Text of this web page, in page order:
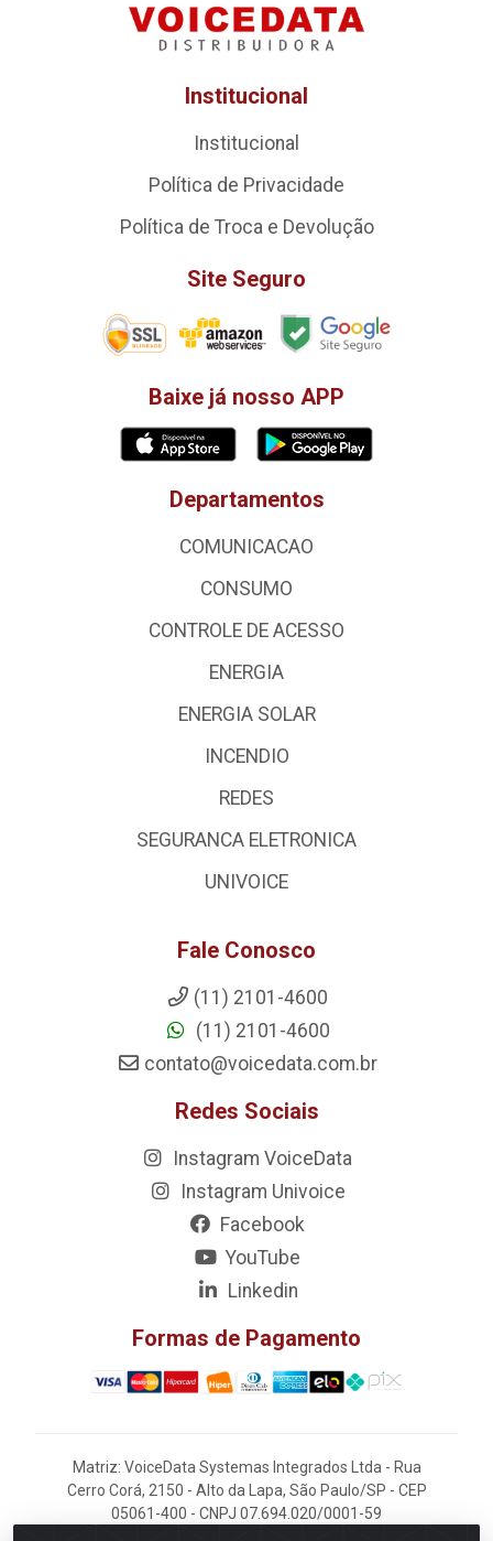
Institucional
Institucional
Política de Privacidade
Política de Troca e Devolução
Site Seguro
Baixe já nosso APP
Departamentos
COMUNICACAO
CONSUMO
CONTROLE DE ACESSO
ENERGIA
ENERGIA SOLAR
INCENDIO
REDES
SEGURANCA ELETRONICA
UNIVOICE
Fale Conosco
(11) 2101-4600
(11) 2101-4600
contato@voicedata.com.br
Redes Sociais
Instagram VoiceData
Instagram Univoice
Facebook
YouTube
Linkedin
Formas de Pagamento
Matriz: VoiceData Systemas Integrados Ltda - Rua
Cerro Corá, 2150 - Alto da Lapa, São Paulo/SP - CEP
05061-400 - CNPJ 07.694.020/0001-59